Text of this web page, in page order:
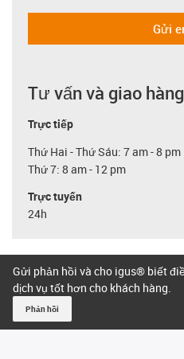
Gửi
Tư vấn và giao hàng
Trực tiếp
Thứ Hai - Thứ Sáu: 7 am - 8 pm
Thứ 7: 8 am - 12 pm
Trực tuyến
24h
Gửi phản hồi và cho igus® biết
dịch vụ tốt hơn cho khách hàng.
Phản hồi